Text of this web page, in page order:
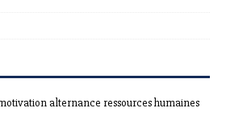
alternance ressources humaines